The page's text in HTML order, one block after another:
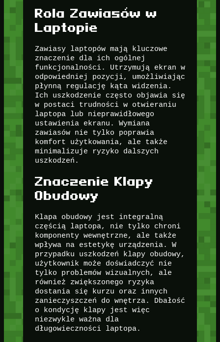
Rola Zawiasów w
Laptopie
Zawiasy laptopów mają kluczowe
znaczenie dla ich ogólnej
funkcjonalności. Utrzymują ekran w
odpowiedniej pozycji, umożliwiając
płynną regulację kąta widzenia.
Ich uszkodzenie często objawia się
w postaci trudności w otwieraniu
laptopa lub nieprawidłowego
ustawienia ekranu. Wymiana
zawiasów nie tylko poprawia
komfort użytkowania, ale także
minimalizuje ryzyko dalszych
uszkodzeń.
Znaczenie Klapy
Obudowy
Klapa obudowy jest integralną
częścią laptopa, nie tylko chroni
komponenty wewnętrzne, ale także
wpływa na estetykę urządzenia. W
przypadku uszkodzeń klapy obudowy,
użytkownik może doświadczyć nie
tylko problemów wizualnych, ale
również zwiększonego ryzyka
dostania się kurzu oraz innych
zanieczyszczeń do wnętrza. Dbałość
o kondycję klapy jest więc
niezwykle ważna dla
długowieczności laptopa.